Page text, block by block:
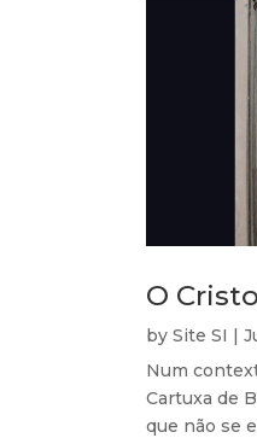
O
by Site SI |
Num
Cartuxa de
que não se